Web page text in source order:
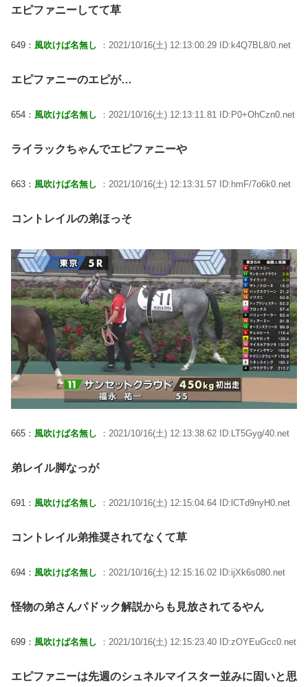
エピファニーしてて草
649： 風吹けば名無し ：2021/10/16(土) 12:13:00.29 ID:k4Q7BL8/0.net
エピファニーのエピが…
654： 風吹けば名無し ：2021/10/16(土) 12:13:11.81 ID:P0+OhCzn0.net
ライラックちゃんでエピファニーや
663： 風吹けば名無し ：2021/10/16(土) 12:13:31.57 ID:hmF/7o6k0.net
コントレイルの弟ほっそ
665： 風吹けば名無し ：2021/10/16(土) 12:13:38.62 ID:LT5Gyg/40.net
弟レイル脚なっが
691： 風吹けば名無し ：2021/10/16(土) 12:15:04.64 ID:lCTd9nyH0.net
コントレイル弟推奨されてなくて草
694： 風吹けば名無し ：2021/10/16(土) 12:15:16.02 ID:ijXk6s080.net
怪物の弟さんパドック解説からも見放されてるやん
699： 風吹けば名無し ：2021/10/16(土) 12:15:23.40 ID:zOYEuGcc0.net
エピファニーは先週のシュネルマイスター並みに固いと思